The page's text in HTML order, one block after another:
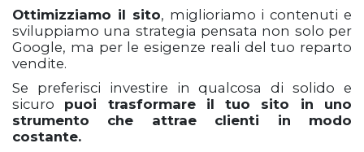
Ottimizziamo il sito, miglioriamo i contenuti e
sviluppiamo una strategia pensata non solo per
Google, ma per le esigenze reali del tuo reparto
vendite.
Se preferisci investire in qualcosa di solido e
sicuro puoi trasformare il tuo sito in uno
strumento che attrae clienti in modo
costante.